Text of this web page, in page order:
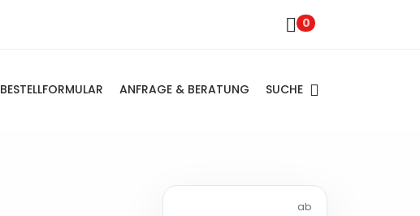
0
BESTELLFORMULAR ANFRAGE & BERATUNG SUCHE
ab